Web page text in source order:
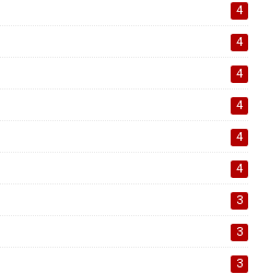
4
4
4
4
4
4
3
3
3